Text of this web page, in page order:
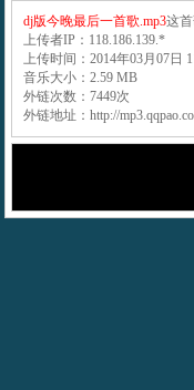
dj版今晚最后一首歌.mp3这
上传者IP：118.186.139.*
上传时间：2014年03月07日
音乐大小：2.59 MB
外链次数：7449次
外链地址：http://